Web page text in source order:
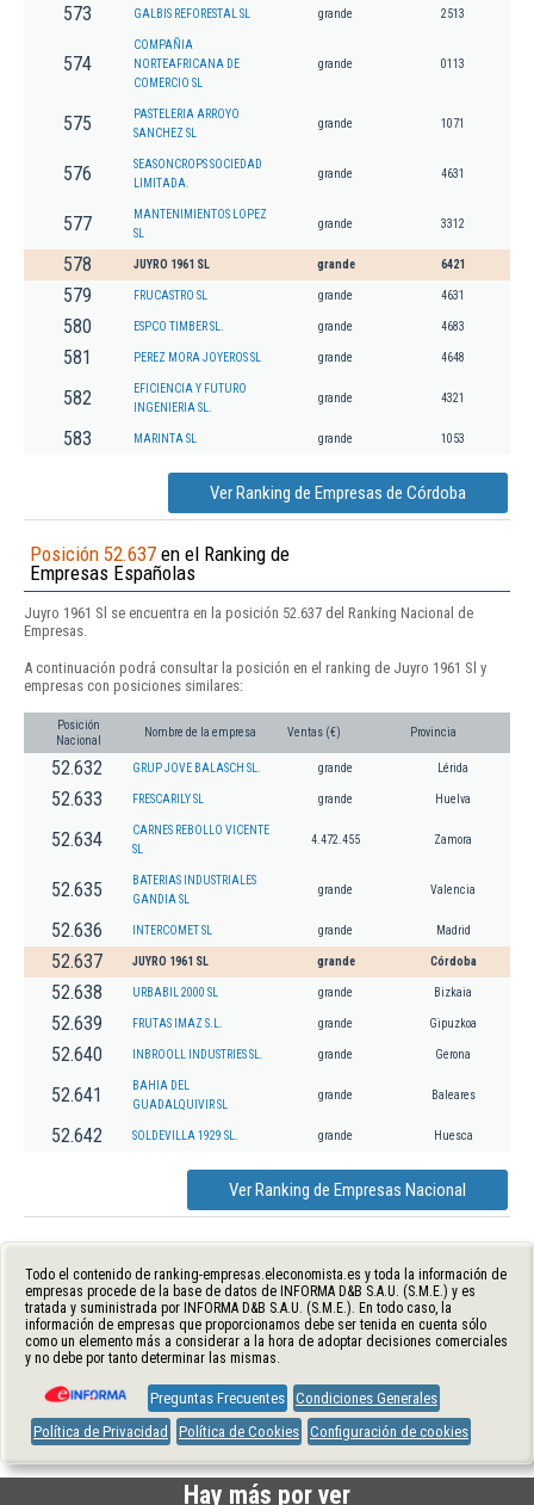
573 GALBIS REFORESTAL SL grande 2513
574
COMPAÑIA
NORTEAFRICANA DE
COMERCIO SL
grande 0113
575
PASTELERIA ARROYO
SANCHEZ SL
grande 1071
576
SEASONCROPS SOCIEDAD
LIMITADA.
grande 4631
577
MANTENIMIENTOS LOPEZ
SL
grande 3312
578 JUYRO 1961 SL grande 6421
579 FRUCASTRO SL grande 4631
580 ESPCO TIMBER SL. grande 4683
581 PEREZ MORA JOYEROS SL grande 4648
582
EFICIENCIA Y FUTURO
INGENIERIA SL.
grande 4321
583 MARINTA SL grande 1053
Ver Ranking de Empresas de Córdoba
Posición 52.637 en el Ranking de
Empresas Españolas
Juyro 1961 Sl se encuentra en la posición 52.637 del Ranking Nacional de
Empresas.
A continuación podrá consultar la posición en el ranking de Juyro 1961 Sl y
empresas con posiciones similares:
Posición
Nacional
Nombre de la empresa Ventas (€) Provincia
52.632 GRUP JOVE BALASCH SL. grande Lérida
52.633 FRESCARILY SL grande Huelva
52.634
CARNES REBOLLO VICENTE
SL
4.472.455 Zamora
52.635
BATERIAS INDUSTRIALES
GANDIA SL
grande Valencia
52.636 INTERCOMET SL grande Madrid
52.637 JUYRO 1961 SL grande Córdoba
52.638 URBABIL 2000 SL grande Bizkaia
52.639 FRUTAS IMAZ S.L. grande Gipuzkoa
52.640 INBROOLL INDUSTRIES SL. grande Gerona
52.641
BAHIA DEL
GUADALQUIVIR SL
grande Baleares
52.642 SOLDEVILLA 1929 SL. grande Huesca
Ver Ranking de Empresas Nacional
Todo el contenido de ranking-empresas.eleconomista.es y toda la información de
empresas procede de la base de datos de INFORMA D&B S.A.U. (S.M.E.) y es
tratada y suministrada por INFORMA D&B S.A.U. (S.M.E.). En todo caso, la
información de empresas que proporcionamos debe ser tenida en cuenta sólo
como un elemento más a considerar a la hora de adoptar decisiones comerciales
y no debe por tanto determinar las mismas.
Preguntas Frecuentes Condiciones Generales
Política de Privacidad
Política de Cookies Configuración de cookies
Hay más por ver